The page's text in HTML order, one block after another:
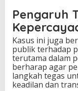
Pengaruh
Kasus ini juga
publik terhadap
terutama dalam
berharap agar
langkah tegas
keadilan dan